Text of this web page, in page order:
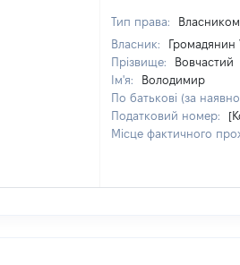
Тип права:
Власник:
Громадянин
Прізвище:
Вовчастий
Ім'я:
Володимир
По батькові (за
Податковий номер:
Місце фактичного